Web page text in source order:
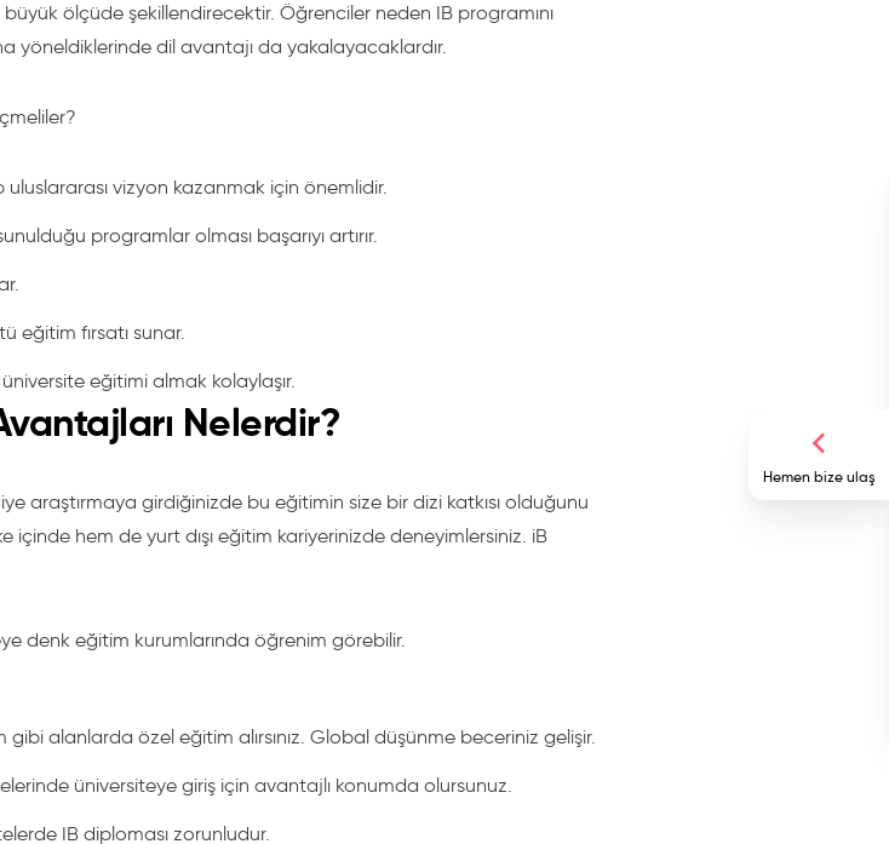
Hemen bize ulaş
ölçüde şekillendirecektir. Öğrenciler neden IB programını
yöneldiklerinde dil avantajı da yakalayacaklardır.
uluslararası vizyon kazanmak için önemlidir.
programlar olması başarıyı artırır.
eğitim fırsatı sunar.
eğitimi almak kolaylaşır.
Nelerdir?
araştırmaya girdiğinizde bu eğitimin size bir dizi katkısı olduğunu
içinde hem de yurt dışı eğitim kariyerinizde deneyimlersiniz. iB
denk eğitim kurumlarında öğrenim görebilir.
gibi alanlarda özel eğitim alırsınız. Global düşünme beceriniz gelişir.
üniversiteye giriş için avantajlı konumda olursunuz.
IB diploması zorunludur.